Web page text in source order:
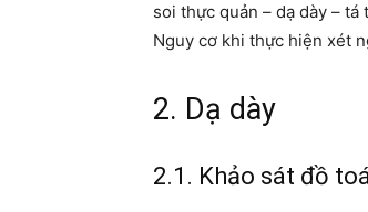
soi thực quản – dạ dày –
Nguy cơ khi thực hiện xét
2. Dạ dày
2.1. Khảo sát đồ